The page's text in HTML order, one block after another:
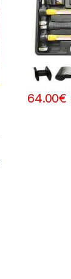
64.00€